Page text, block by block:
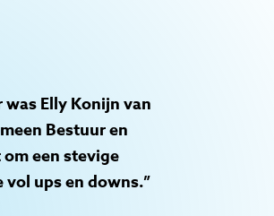
Elly Konijn van
Bestuur en
een stevige
ups en downs.”